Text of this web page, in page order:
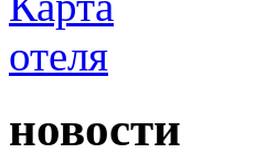
новости